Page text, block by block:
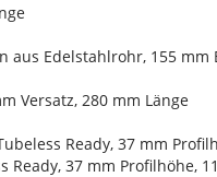
aus Edelstahlrohr, 155 mm
Versatz, 280 mm Länge
Ready, 37 mm
Ready, 37 mm Profilhöhe,